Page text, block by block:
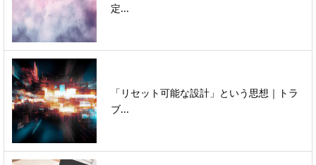
定...
「リセット可能な設計」という思想｜トラ
ブ...